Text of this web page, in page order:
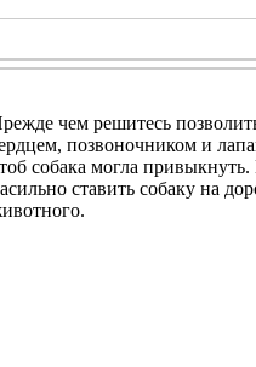
чем решитесь
позвоночником и
собака могла
ставить собаку на